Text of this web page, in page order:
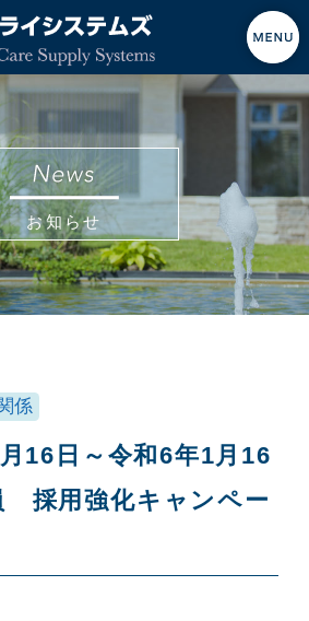
お知らせ
係
16日～令和6年1月16
採用強化キャンペー